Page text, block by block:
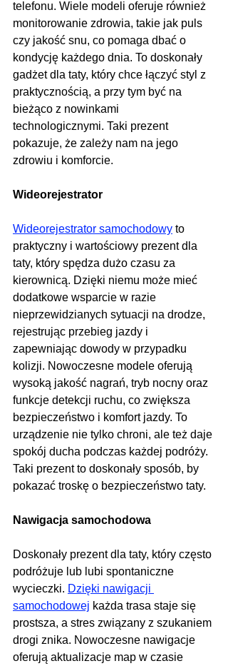
telefonu. Wiele modeli oferuje również
monitorowanie zdrowia, takie jak puls
czy jakość snu, co pomaga dbać o
kondycję każdego dnia. To doskonały
gadżet dla taty, który chce łączyć styl z
praktycznością, a przy tym być na
bieżąco z nowinkami
technologicznymi. Taki prezent
pokazuje, że zależy nam na jego
zdrowiu i komforcie.
Wideorejestrator
Wideorejestrator samochodowy to
praktyczny i wartościowy prezent dla
taty, który spędza dużo czasu za
kierownicą. Dzięki niemu może mieć
dodatkowe wsparcie w razie
nieprzewidzianych sytuacji na drodze,
rejestrując przebieg jazdy i
zapewniając dowody w przypadku
kolizji. Nowoczesne modele oferują
wysoką jakość nagrań, tryb nocny oraz
funkcje detekcji ruchu, co zwiększa
bezpieczeństwo i komfort jazdy. To
urządzenie nie tylko chroni, ale też daje
spokój ducha podczas każdej podróży.
Taki prezent to doskonały sposób, by
pokazać troskę o bezpieczeństwo taty.
Nawigacja samochodowa
Doskonały prezent dla taty, który często
podróżuje lub lubi spontaniczne
wycieczki. Dzięki nawigacji
samochodowej każda trasa staje się
prostsza, a stres związany z szukaniem
drogi znika. Nowoczesne nawigacje
oferują aktualizacje map w czasie